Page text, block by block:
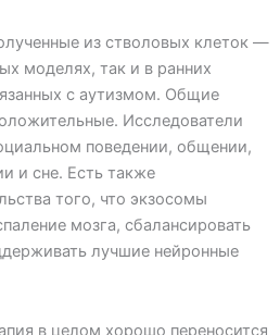
из стволовых клеток —
моделях, так и в ранних
с аутизмом. Общие
Исследователи
поведении, общении,
и сне. Есть также
того, что экзосомы
мозга, сбалансировать
лучшие нейронные
в целом хорошо переносится